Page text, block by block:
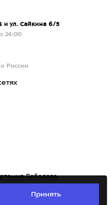
и ул. Сайкина 6/5
24:00
России
Лебедева
Принять